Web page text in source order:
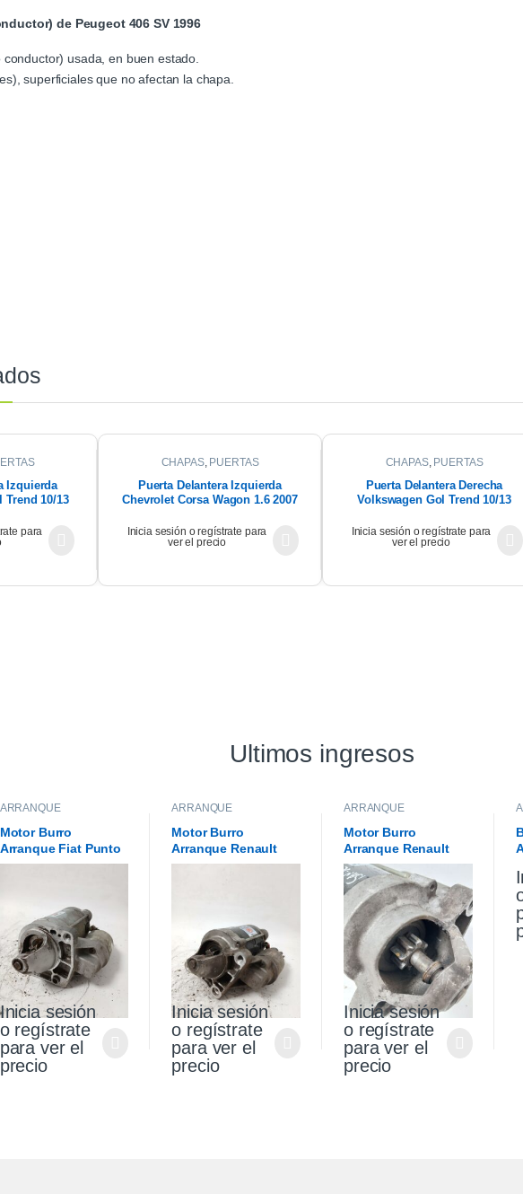
de Peugeot 406 SV 1996
usada, en buen estado.
superficiales que no afectan la chapa.
Izquierda
Trend 10/13
para
CHAPAS, PUERTAS
Puerta Delantera Izquierda
Chevrolet Corsa Wagon 1.6 2007
Inicia sesión o regístrate para
ver el precio
CHAPAS, PUERTAS
Puerta Delantera Derecha
Volkswagen Gol Trend 10/13
Inicia sesión o regístrate para
ver el precio
Ultimos ingresos
ARRANQUE
Motor Burro
Arranque Fiat Punto
Palio Siena 1.4 Fire
Inicia sesión
o regístrate
para ver el
precio
ARRANQUE
Motor Burro
Arranque Renault
Sandero Stepway 1.6
Inicia sesión
o regístrate
para ver el
precio
ARRANQUE
Motor Burro
Arranque Renault
Sandero Stepway 1.6
K4m
Inicia sesión
o regístrate
para ver el
precio